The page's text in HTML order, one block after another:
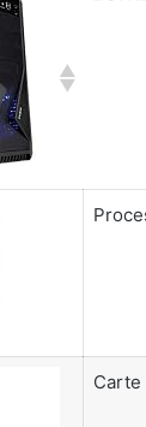
Carte